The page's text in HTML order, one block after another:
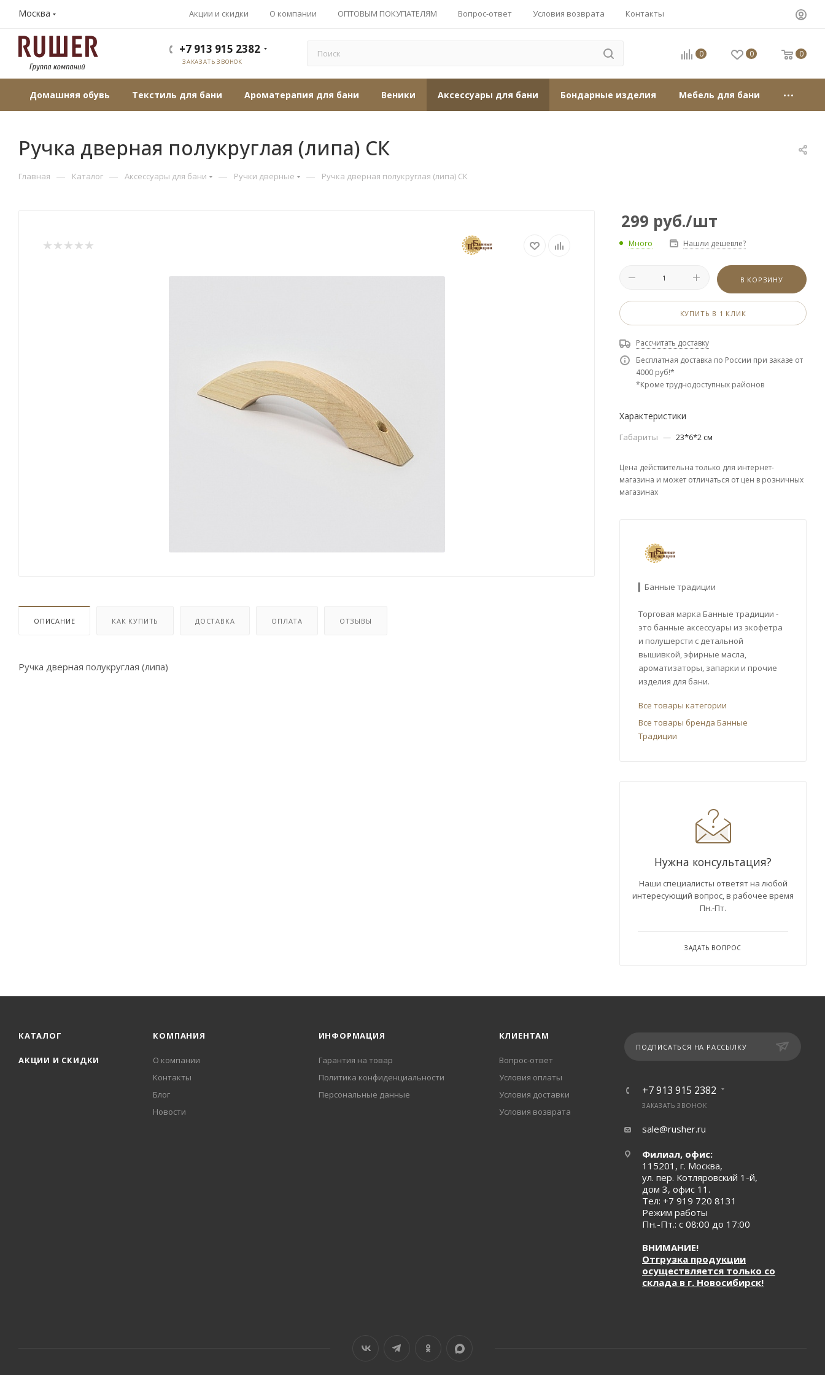
Москва Акции и скидки О компании ОПТОВЫМ ПОКУПАТЕЛЯМ Вопрос-ответ Условия возврата Контакты
+7 913 915 2382
ЗАКАЗАТЬ ЗВОНОК
0 0 0
Домашняя обувь Текстиль для бани Ароматерапия для бани Веники Аксессуары для бани Бондарные изделия Мебель для бани
Ручка дверная полукруглая (липа) СК
Главная — Каталог — Аксессуары для бани — Ручки дверные — Ручка дверная полукруглая (липа) СК
ОПИСАНИЕ КАК КУПИТЬ ДОСТАВКА ОПЛАТА ОТЗЫВЫ
Ручка дверная полукруглая (липа)
299 руб./шт
Много Нашли дешевле?
В КОРЗИНУ
КУПИТЬ В 1 КЛИК
Рассчитать доставку
Бесплатная доставка по России при заказе от
4000 руб!*
*Кроме труднодоступных районов
Характеристики
Габариты — 23*6*2 см
Цена действительна только для интернет-
магазина и может отличаться от цен в розничных
магазинах
▎Банные традиции
Торговая марка Банные традиции -
это банные аксессуары из экофетра
и полушерсти с детальной
вышивкой, эфирные масла,
ароматизаторы, запарки и прочие
изделия для бани.
Все товары категории
Все товары бренда Банные
Традиции
Нужна консультация?
Наши специалисты ответят на любой
интересующий вопрос, в рабочее время
Пн.-Пт.
ЗАДАТЬ ВОПРОС
КАТАЛОГ
АКЦИИ И СКИДКИ
КОМПАНИЯ
О компании
Контакты
Блог
Новости
ИНФОРМАЦИЯ
Гарантия на товар
Политика конфиденциальности
Персональные данные
КЛИЕНТАМ
Вопрос-ответ
Условия оплаты
Условия доставки
Условия возврата
ПОДПИСАТЬСЯ НА РАССЫЛКУ
+7 913 915 2382
ЗАКАЗАТЬ ЗВОНОК
sale@rusher.ru
Филиал, офис:
115201, г. Москва,
ул. пер. Котляровский 1-й,
дом 3, офис 11.
Тел: +7 919 720 8131
Режим работы
Пн.-Пт.: с 08:00 до 17:00
ВНИМАНИЕ!
Отгрузка продукции
осуществляется только со
склада в г. Новосибирск!